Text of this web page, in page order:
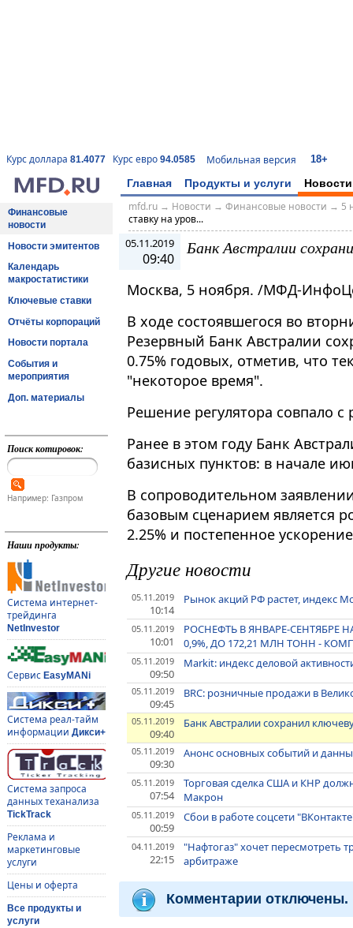
Курс доллара 81.4077 Курс евро 94.0585 Мобильная версия 18+
Главная Продукты и услуги Новости
Финансовые
новости
Новости эмитентов
Календарь
макростатистики
Ключевые ставки
Отчёты корпораций
Новости портала
События и
мероприятия
Доп. материалы
Поиск котировок:
Например: Газпром
Наши продукты:
Система интернет-
трейдинга
NetInvestor
Сервис EasyMANi
Система реал-тайм
информации Дикси+
Система запроса
данных теханализа
TickTrack
Реклама и
маркетинговые
услуги
Цены и оферта
Все продукты и
услуги
mfd.ru→ Новости → Финансовые новости → 5
ставку на уров...
05.11.2019
09:40
Банк Австралии
Москва, 5 ноября. /МФД-
В ходе состоявшегося во
Резервный Банк Австралии
0.75% годовых, отметив, что
"некоторое время".
Решение регулятора совпало
Ранее в этом году Банк
базисных пунктов: в начале
В сопроводительном
базовым сценарием является
2.25% и постепенное
Другие новости
05.11.2019
10:14
Рынок акций РФ растет, индекс
05.11.2019
10:01
РОСНЕФТЬ В ЯНВАРЕ-СЕНТЯБРЕ
0,9%, ДО 172,21 МЛН ТОНН -
05.11.2019
09:50
Markit: индекс деловой
05.11.2019
09:45
BRC: розничные продажи в
05.11.2019
09:40
Банк Австралии сохранил
05.11.2019
09:30
Анонс основных событий и
05.11.2019
07:54
Торговая сделка США и КНР
Макрон
05.11.2019
00:59
Сбои в работе соцсети
04.11.2019
22:15
"Нафтогаз" хочет пересмотреть
арбитраже
Комментарии отключены.